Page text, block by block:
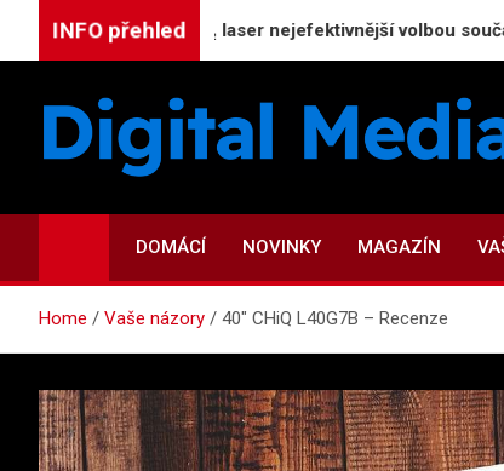
INFO přehled
Proč je CO₂ laser nejefektivnější volbou současné
Digital-Media.cz
DOMÁCÍ NOVINKY MAGAZÍN
Home Vaše názory 40″ CHiQ L40G7B – Recenze